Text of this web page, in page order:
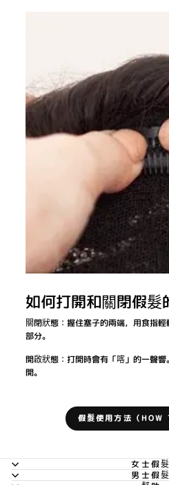
如何打開和關閉假髮
關閉狀態：握住塞子的兩端，用食指
部分。
開啟狀態：打開時會有「喀」的一聲
開。
假髮使用方法（HOW
女士假髮
男士假髮